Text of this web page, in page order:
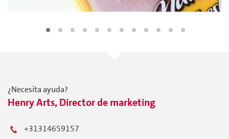
¿Necesita ayuda?
Henry Arts, Director de marketing
+31314659157